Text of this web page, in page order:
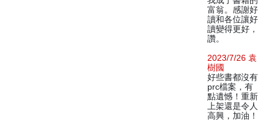
富翁。感謝好
讀和各位讓好
讀變得更好，
讚。
2023/7/26 袁
樹國
好些書都沒有
prc檔案，有
點遺憾！重新
上架還是令人
高興，加油！